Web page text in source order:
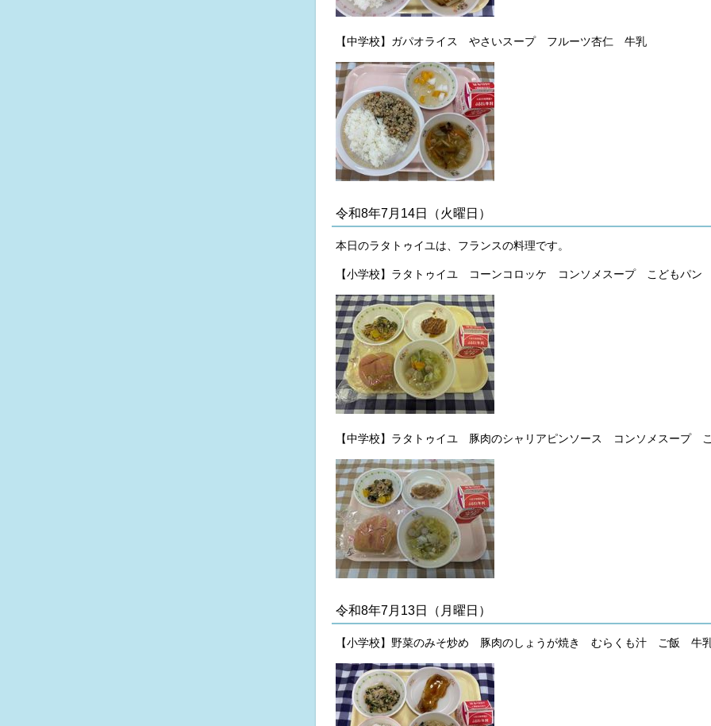
【中学校】 ガパオライス やさいスープ フルーツ杏仁 牛乳
令和8年7月14日（火曜日）
本日のラタトゥイユは、フランスの料理です。
【小学校】ラタトゥイユ コーンコロッケ コンソメスープ こどもパン
【中学校】 ラタトゥイユ 豚肉のシャリアピンソース コンソメスープ
令和8年7月13日（月曜日）
【小学校】野菜のみそ炒め 豚肉のしょうが焼き むらくも汁 ご飯 牛